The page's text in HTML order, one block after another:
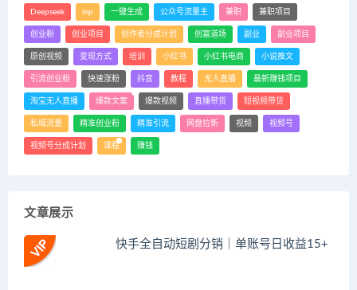
Deepseek mp 一键生成 公众号流量主 兼职 兼职项目
创业粉 创业项目 创作者分成计划 创富道场 副业 副业项目
原创视频 变现方式 培训 小红书 小红书电商 小说推文
引流创业粉 快速涨粉 抖音 教程 无人直播 最新赚钱项目
淘宝无人直播 爆款文案 爆款视频 直播带货 短视频带货
私域流量 精准创业粉 精准引流 网盘拉新 视频 视频号
视频号分成计划 课程 赚钱
文章展示
快手全自动短剧分销｜单账号日收益15+